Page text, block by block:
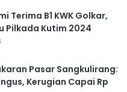
Terima B1 KWK Golkar,
Pilkada Kutim 2024
Pasar Sangkulirang:
Kerugian Capai Rp